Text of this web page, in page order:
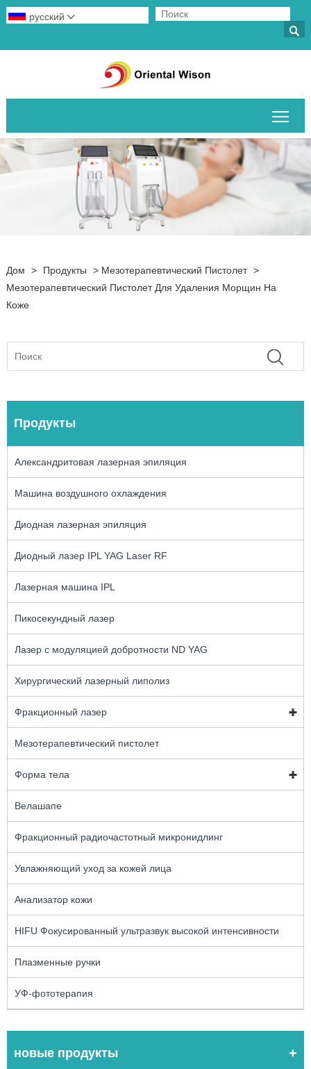

русский 
Дом > Продукты > Мезотерапевтический Пистолет >
Мезотерапевтический Пистолет Для Удаления Морщин На
Коже
Продукты
Александритовая лазерная эпиляция
Машина воздушного охлаждения
Диодная лазерная эпиляция
Диодный лазер IPL YAG Laser RF
Лазерная машина IPL
Пикосекундный лазер
Лазер с модуляцией добротности ND YAG
Хирургический лазерный липолиз
Фракционный лазер
Мезотерапевтический пистолет
Форма тела
Велашапе
Фракционный радиочастотный микронидлинг
Увлажняющий уход за кожей лица
Анализатор кожи
HIFU Фокусированный ультразвук высокой интенсивности
Плазменные ручки
УФ-фототерапия
новые продукты